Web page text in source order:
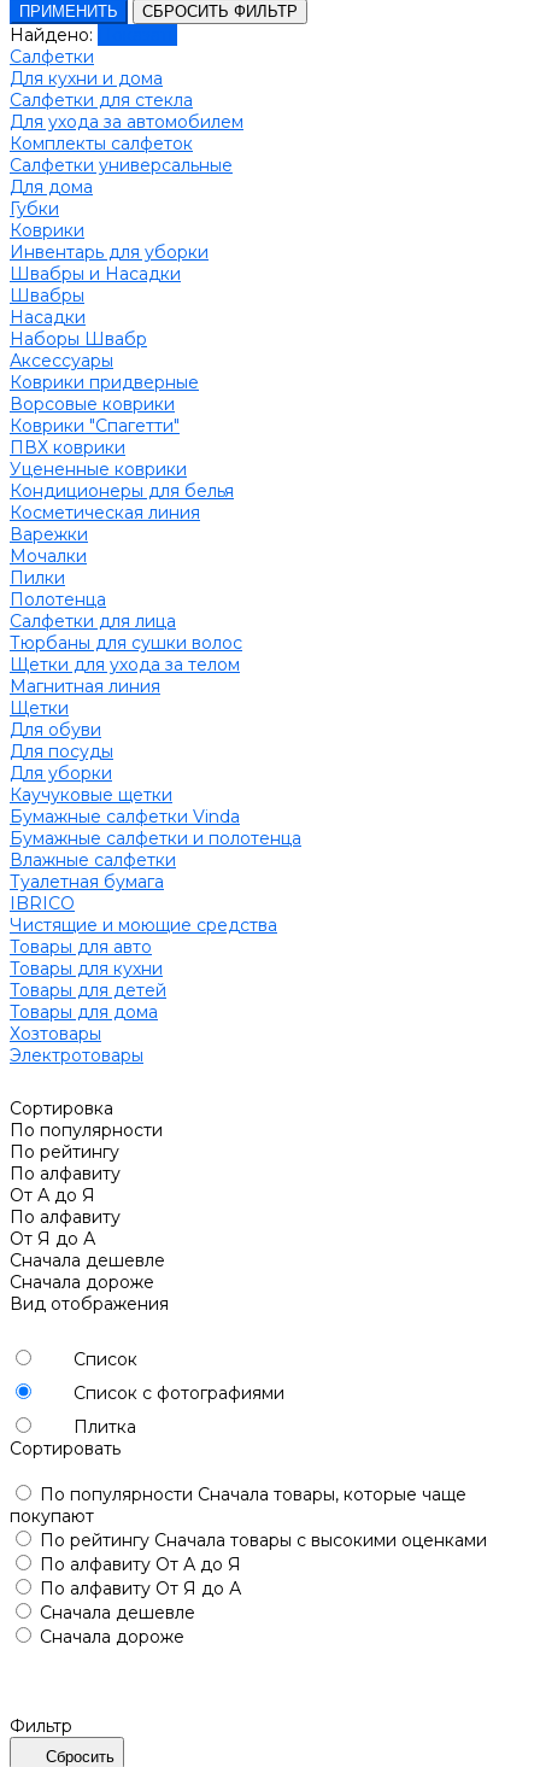
ПРИМЕНИТЬ СБРОСИТЬ ФИЛЬТР
Найдено:
Салфетки
Для кухни и дома
Салфетки для стекла
Для ухода за автомобилем
Комплекты салфеток
Салфетки универсальные
Для дома
Губки
Коврики
Инвентарь для уборки
Швабры и Насадки
Швабры
Насадки
Наборы Швабр
Аксессуары
Коврики придверные
Ворсовые коврики
Коврики "Спагетти"
ПВХ коврики
Уцененные коврики
Кондиционеры для белья
Косметическая линия
Варежки
Мочалки
Пилки
Полотенца
Салфетки для лица
Тюрбаны для сушки волос
Щетки для ухода за телом
Магнитная линия
Щетки
Для обуви
Для посуды
Для уборки
Каучуковые щетки
Бумажные салфетки Vinda
Бумажные салфетки и полотенца
Влажные салфетки
Туалетная бумага
IBRICO
Чистящие и моющие средства
Товары для авто
Товары для кухни
Товары для детей
Товары для дома
Хозтовары
Электротовары
Сортировка
По популярности
По рейтингу
По алфавиту
От А до Я
По алфавиту
От Я до А
Сначала дешевле
Сначала дороже
Вид отображения
Список
Список с фотографиями
Плитка
Сортировать
По популярности Сначала товары, которые чаще
покупают
По рейтингу Сначала товары с высокими оценками
По алфавиту От А до Я
По алфавиту От Я до А
Сначала дешевле
Сначала дороже
Фильтр
Сбросить